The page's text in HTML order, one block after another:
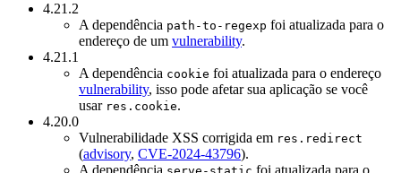
4.21.2
A dependência path-to-regexp foi atualizada para o
endereço de um vulnerability.
4.21.1
A dependência cookie foi atualizada para o endereço
vulnerability, isso pode afetar sua aplicação se você
usar res.cookie.
4.20.0
Vulnerabilidade XSS corrigida em res.redirect
(advisory, CVE-2024-43796).